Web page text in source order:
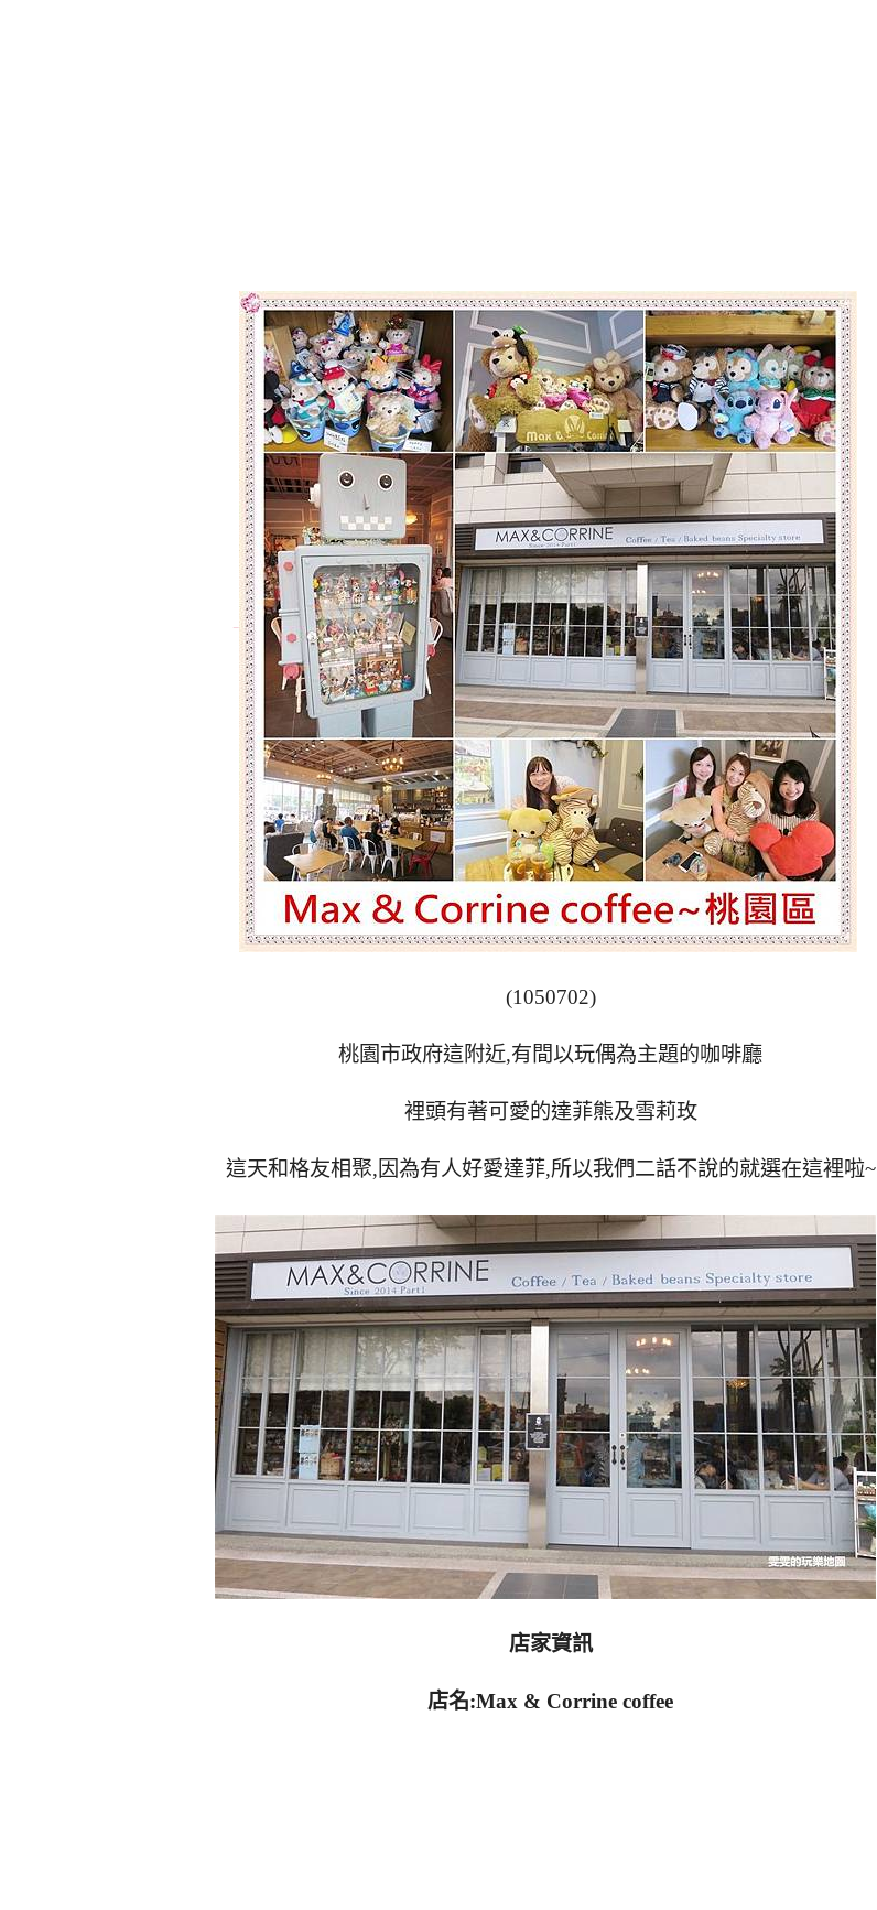
(1050702)
桃園市政府這附近,有間以玩偶為主題的咖啡廳
裡頭有著可愛的達菲熊及雪莉玫
這天和格友相聚,因為有人好愛達菲,所以我們二話不說的就選在這裡啦~
店家資訊
店名:Max & Corrine coffee